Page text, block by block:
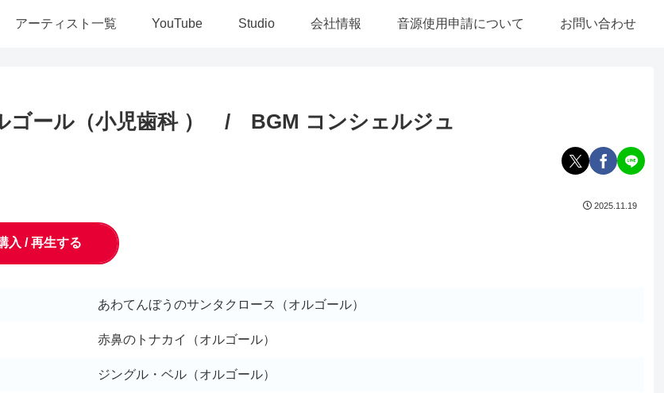
アーティスト一覧 YouTube Studio 会社情報 音源使用申請について お問い合わせ
ゴール（小児歯科 ） / BGM コンシェルジュ
2025.11.19
入 / 再生する
あわてんぼうのサンタクロース（オルゴール）
赤鼻のトナカイ（オルゴール）
ジングル・ベル（オルゴール）